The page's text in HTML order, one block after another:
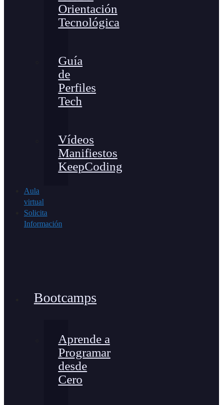
Orientación
Tecnológica
Guía
de
Perfiles
Tech
Vídeos
Manifiestos
KeepCoding
Aula
virtual
Solicita
Información
Bootcamps
Aprende a
Programar
desde
Cero